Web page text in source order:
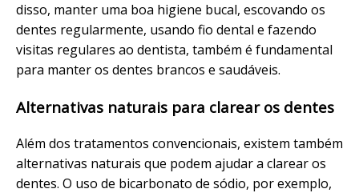
disso, manter uma boa higiene bucal, escovando os
dentes regularmente, usando fio dental e fazendo
visitas regulares ao dentista, também é fundamental
para manter os dentes brancos e saudáveis.
Alternativas naturais para clarear os dentes
Além dos tratamentos convencionais, existem também
alternativas naturais que podem ajudar a clarear os
dentes. O uso de bicarbonato de sódio, por exemplo,